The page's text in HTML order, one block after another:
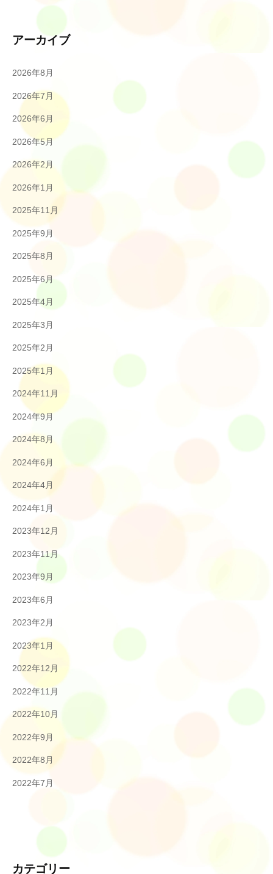
アーカイブ
2026年8月
2026年7月
2026年6月
2026年5月
2026年2月
2026年1月
2025年11月
2025年9月
2025年8月
2025年6月
2025年4月
2025年3月
2025年2月
2025年1月
2024年11月
2024年9月
2024年8月
2024年6月
2024年4月
2024年1月
2023年12月
2023年11月
2023年9月
2023年6月
2023年2月
2023年1月
2022年12月
2022年11月
2022年10月
2022年9月
2022年8月
2022年7月
カテゴリー